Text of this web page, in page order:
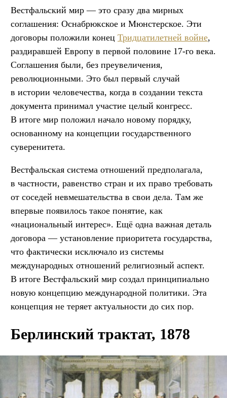
Вестфальский мир — это сразу два мирных
соглашения: Оснабрюкское и Мюнстерское. Эти
договоры положили конец Тридцатилетней войне,
раздиравшей Европу в первой половине 17-го века.
Соглашения были, без преувеличения,
революционными. Это был первый случай
в истории человечества, когда в создании текста
документа принимал участие целый конгресс.
В итоге мир положил начало новому порядку,
основанному на концепции государственного
суверенитета.
Вестфальская система отношений предполагала,
в частности, равенство стран и их право требовать
от соседей невмешательства в свои дела. Там же
впервые появилось такое понятие, как
«национальный интерес». Ещё одна важная деталь
договора — установление приоритета государства,
что фактически исключало из системы
международных отношений религиозный аспект.
В итоге Вестфальский мир создал принципиально
новую концепцию международной политики. Эта
концепция не теряет актуальности до сих пор.
Берлинский трактат, 1878